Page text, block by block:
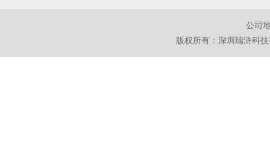
公司
版权所有：深圳瑞浒